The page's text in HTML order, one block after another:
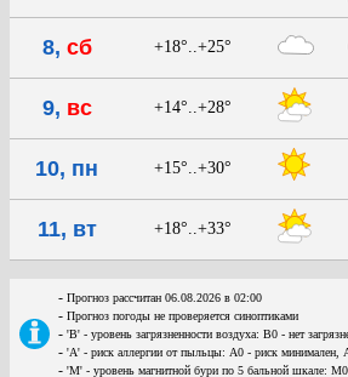
8, сб +18°..+25°
9, вс +14°..+28°
10, пн +15°..+30°
11, вт +18°..+33°
- Прогноз рассчитан 06.08.2026 в 02:00
- Прогноз погоды не проверяется синоптиками
- 'В' - уровень загрязненности воздуха: В0 - нет
- 'А' - риск аллергии от пыльцы: А0 - риск минимален,
- 'М' - уровень магнитной бури по 5 бальной шкале: